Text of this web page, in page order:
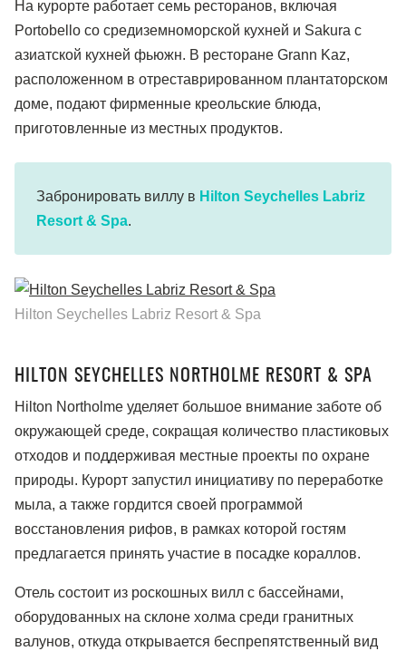
На курорте работает семь ресторанов, включая
Portobello со средиземноморской кухней и Sakura с
азиатской кухней фьюжн. В ресторане Grann Kaz,
расположенном в отреставрированном плантаторском
доме, подают фирменные креольские блюда,
приготовленные из местных продуктов.
Забронировать виллу в Hilton Seychelles Labriz
Resort & Spa.
Hilton Seychelles Labriz Resort & Spa
HILTON SEYCHELLES NORTHOLME RESORT & SPA
Hilton Northolme уделяет большое внимание заботе об
окружающей среде, сокращая количество пластиковых
отходов и поддерживая местные проекты по охране
природы. Курорт запустил инициативу по переработке
мыла, а также гордится своей программой
восстановления рифов, в рамках которой гостям
предлагается принять участие в посадке кораллов.
Отель состоит из роскошных вилл с бассейнами,
оборудованных на склоне холма среди гранитных
валунов, откуда открывается беспрепятственный вид